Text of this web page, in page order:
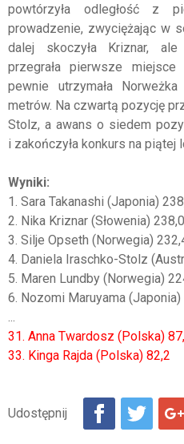
powtórzyła odległość z
prowadzenie, zwyciężając w
dalej skoczyła Kriznar,
przegrała pierwsze
pewnie utrzymała
metrów. Na czwartą pozycję
Stolz, a awans o siedem
i zakończyła konkurs na piątej
Wyniki:
1. Sara Takanashi (Japonia)
2. Nika Kriznar (Słowenia) 238,0
3. Silje Opseth (Norwegia)
4. Daniela Iraschko-Stolz
5. Maren Lundby (Norwegia)
6. Nozomi Maruyama (Japonia)
31. Anna Twardosz (Polska)
33. Kinga Rajda (Polska) 82,2